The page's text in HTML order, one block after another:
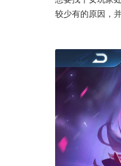
较少有的原因，